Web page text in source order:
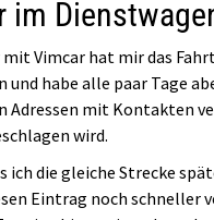
im
Vimcar hat mir das
habe alle paar Tage
Adressen mit Kontakten
wird.
ich die gleiche Strecke
Eintrag noch schneller